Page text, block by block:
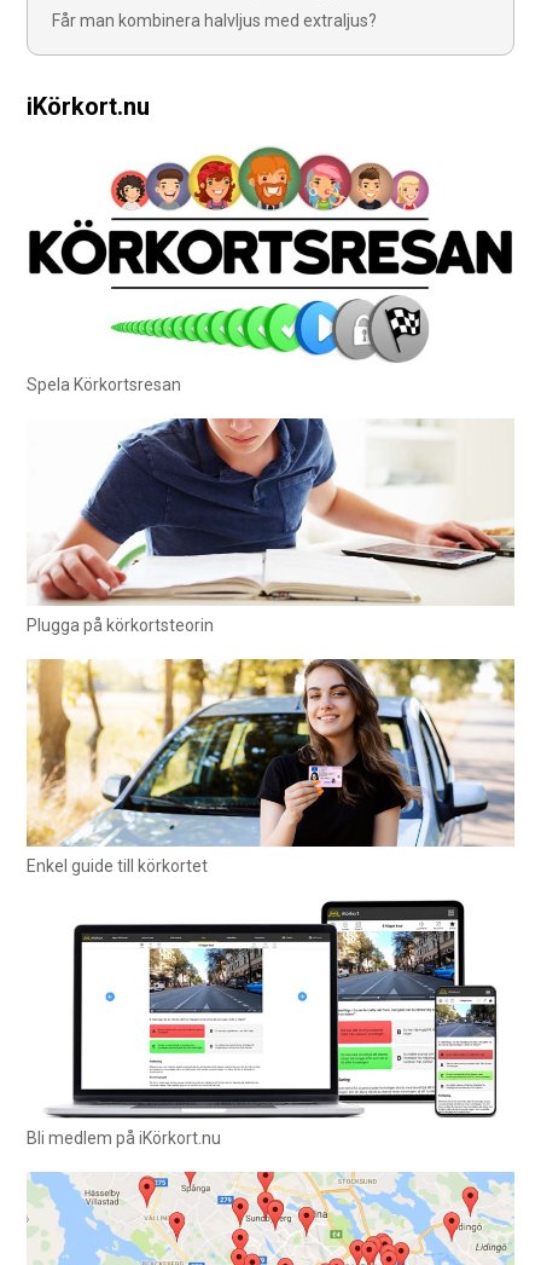
Får man kombinera halvljus med extraljus?
iKörkort.nu
Spela Körkortsresan
Plugga på körkortsteorin
Enkel guide till körkortet
Bli medlem på iKörkort.nu